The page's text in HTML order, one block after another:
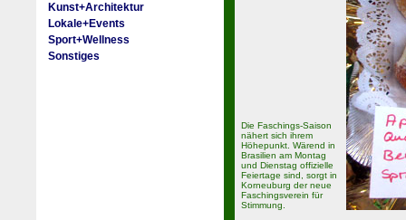
Kunst+Architektur
Lokale+Events
Sport+Wellness
Sonstiges
Die Faschings-Saison
nähert sich ihrem
Höhepunkt. Wärend in
Brasilien am Montag
und Dienstag offizielle
Feiertage sind, sorgt in
Korneuburg der neue
Faschingsverein für
Stimmung.